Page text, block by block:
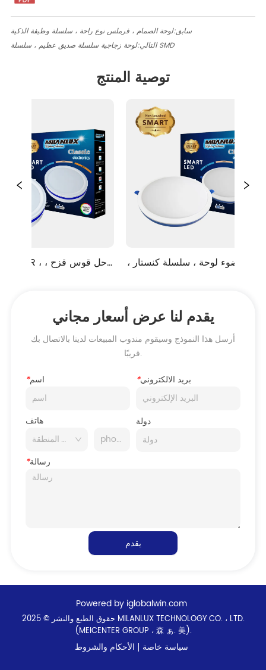
سابق:لوحة الصمام ، فرملس نوع راحة ، سلسلة وظيفة الذكية
التالي:لوحة زجاجية سلسلة صديق عظيم ، سلسلة SMD
توصية المنتج
الصمام ضوء لوحة ، سلسلة كنستار ،
يقدم لنا عرض أسعار مجاني
أرسل هذا النموذج وسيقوم مندوب المبيعات لدينا بالاتصال بك
قريبًا.
*اسم *بريد الالكتروني
هاتف دولة
*رسالة
يقدم
Powered by iglobalwin.com
حقوق الطبع والنشر © 2025 MILANLUX TECHNOLOGY CO. ، LTD.
(MEICENTER GROUP ، 森 ぁ. 美).
سياسة خاصة الأحكام والشروط